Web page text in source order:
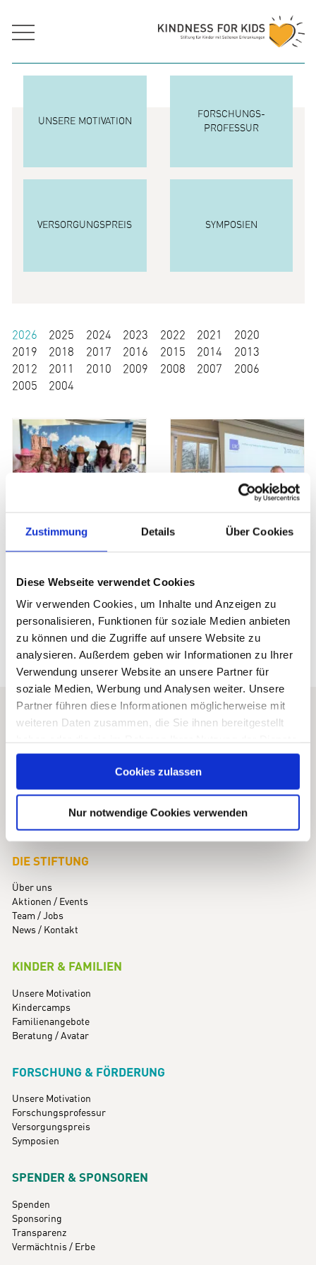
Zustimmung Details Über Cookies
Diese Webseite verwendet Cookies
Wir verwenden Cookies, um Inhalte und Anzeigen zu
personalisieren, Funktionen für soziale Medien anbieten
zu können und die Zugriffe auf unsere Website zu
analysieren. Außerdem geben wir Informationen zu Ihrer
Verwendung unserer Website an unsere Partner für
soziale Medien, Werbung und Analysen weiter. Unsere
Partner führen diese Informationen möglicherweise mit
weiteren Daten zusammen, die Sie ihnen bereitgestellt
gesammelt haben. Sie geben Einwilligung zu unseren
Cookies, wenn Sie unsere Webseite weiterhin nutzen.
Cookies zulassen
Nur notwendige Cookies verwenden
UNSERE MOTIVATION
FORSCHUNGS
PROFESSUR
VERSORGUNGSPREIS SYMPOSIEN
2026 2025 2024 2023 2022 2021
2020
2019
2018 2017 2016 2015 2014
2013
2012
2011 2010 2009 2008 2007
2006
2005
2004
KINDNESS FOR KIDS
Maximilianstraße 5 · 82319 Starnberg
info@kindness-for-kids.de
DIE STIFTUNG
Über uns
Aktionen / Events
Team / Jobs
News / Kontakt
KINDER & FAMILIEN
Unsere Motivation
Kindercamps
Familienangebote
Beratung / Avatar
FORSCHUNG & FÖRDERUNG
Unsere Motivation
Forschungsprofessur
Versorgungspreis
Symposien
SPENDER & SPONSOREN
Spenden
Sponsoring
Transparenz
Vermächtnis / Erbe